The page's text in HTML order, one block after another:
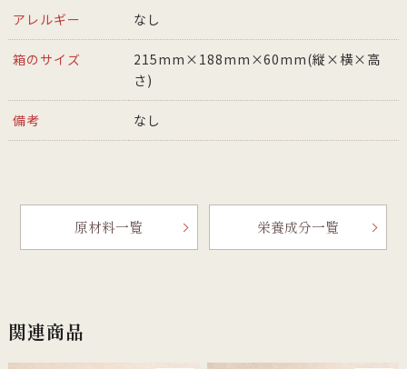
アレルギー なし
箱のサイズ
215mm×188mm×60mm(縦×横×高
さ)
備考 なし
原材料一覧 栄養成分一覧
関連商品